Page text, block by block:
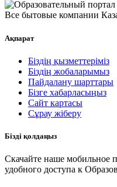
Все бытовые компании
Ақпарат
Біздің қызметтеріміз
Біздің жобаларымыз
Пайдалану шарттары
Бізге хабарласыңыз
Сайт картасы
Сұрау жіберу
Бізді қолдаңыз
Скачайте наше мобильное
удобного доступа к